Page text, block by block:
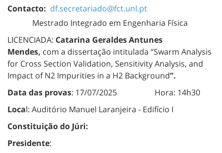
Contacto: df.secretariado@fct.unl.pt
Mestrado Integrado em Engenharia Física
LICENCIADA: Catarina Geraldes Antunes
Mendes, com a dissertação intitulada “Swarm Analysis
for Cross Section Validation, Sensitivity Analysis, and
Impact of N2 Impurities in a H2 Background”.
Data das provas: 17/07/2025 Hora: 14h30
Local: Auditório Manuel Laranjeira - Edifício I
Constituição do Júri:
Presidente: